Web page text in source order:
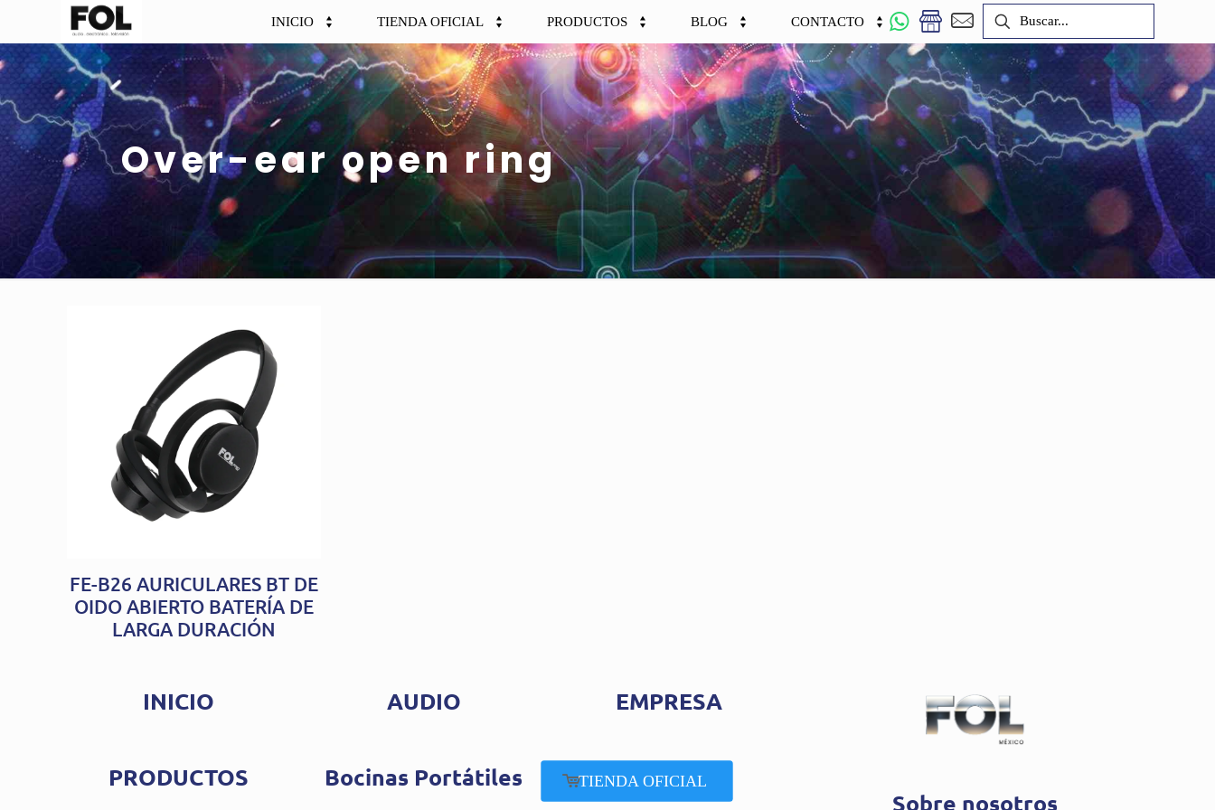
INICIO TIENDA OFICIAL PRODUCTOS BLOG CONTACTO
Over-ear open ring
FE-B26 AURICULARES BT DE
OIDO ABIERTO BATERÍA DE
LARGA DURACIÓN
INICIO AUDIO EMPRESA
PRODUCTOS Bocinas Portátiles TIENDA OFICIAL
Sobre nosotros